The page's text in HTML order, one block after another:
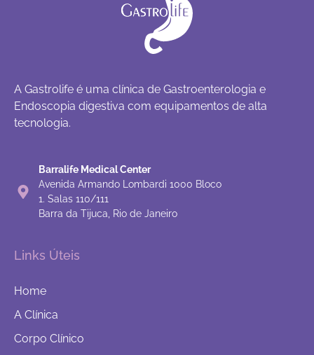
A Gastrolife é uma clínica de Gastroenterologia e
Endoscopia digestiva com equipamentos de alta
tecnologia.
Barralife Medical Center
Avenida Armando Lombardi 1000 Bloco
1. Salas 110/111
Barra da Tijuca, Rio de Janeiro
Links Úteis
Home
A Clínica
Corpo Clínico